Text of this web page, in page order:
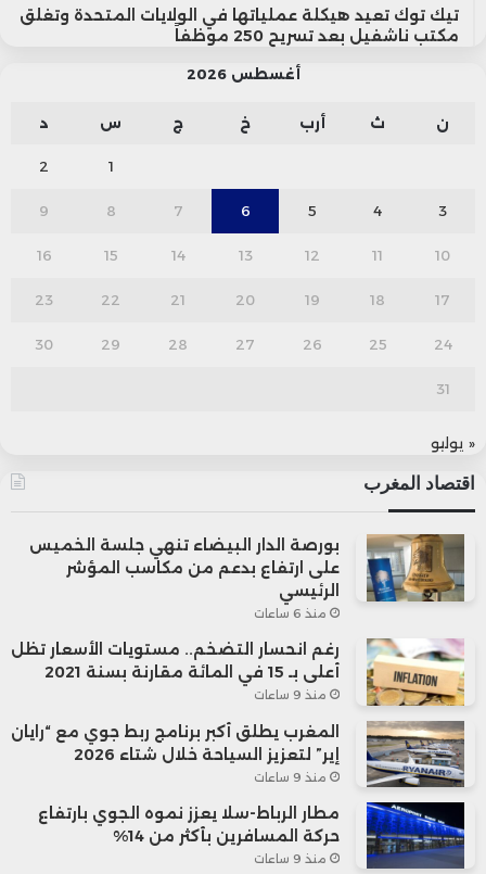
تيك توك تعيد هيكلة عملياتها في الولايات المتحدة وتغلق
مكتب ناشفيل بعد تسريح 250 موظفاً
أغسطس 2026
ن ث أرب خ ج س د
1
2
3
4
5
6
7
8
9
10
11
12
13
14
15
16
17
18
19
20
21
22
23
24
25
26
27
28
29
30
31
« يوليو
اقتصاد المغرب
بورصة الدار البيضاء تنهي جلسة الخميس
على ارتفاع بدعم من مكاسب المؤشر
الرئيسي
منذ 6 ساعات
رغم انحسار التضخم.. مستويات الأسعار تظل
أعلى بـ 15 في المائة مقارنة بسنة 2021
منذ 9 ساعات
المغرب يطلق أكبر برنامج ربط جوي مع “رايان
إير” لتعزيز السياحة خلال شتاء 2026
منذ 9 ساعات
مطار الرباط-سلا يعزز نموه الجوي بارتفاع
حركة المسافرين بأكثر من 14%
منذ 9 ساعات